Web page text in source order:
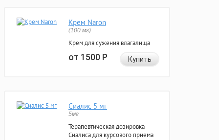
Крем Naron
(100 мг)
Крем для сужения влагалища
от 1500Р Купить
Сиалис 5 мг
5мг
Терапевтическая дозировка
Сиалиса для курсового приема